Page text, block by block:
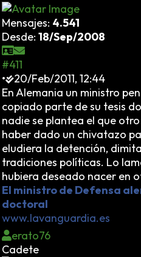
Mensajes: 4.541
Desde: 18/Sep/2008
#411
•
20/Feb/2011, 12:44
En Alemania un ministro
copiado parte de su tesis
nadie se plantea el que
haber dado un chivatazo
eludiera la detención,
tradiciones políticas. Lo
hubiera deseado nacer en
El ministro de Defensa
doctoral
www.lavanguardia.es
erato76
Cadete